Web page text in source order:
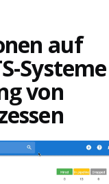
auf
Systeme
von